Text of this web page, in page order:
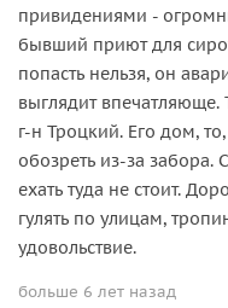
привидениями -
бывший приют для
попасть нельзя, он
выглядит впечатляюще.
г-н Троцкий. Его дом,
обозреть из-за забора.
ехать туда не стоит.
гулять по улицам,
удовольствие.
больше 6 лет назад